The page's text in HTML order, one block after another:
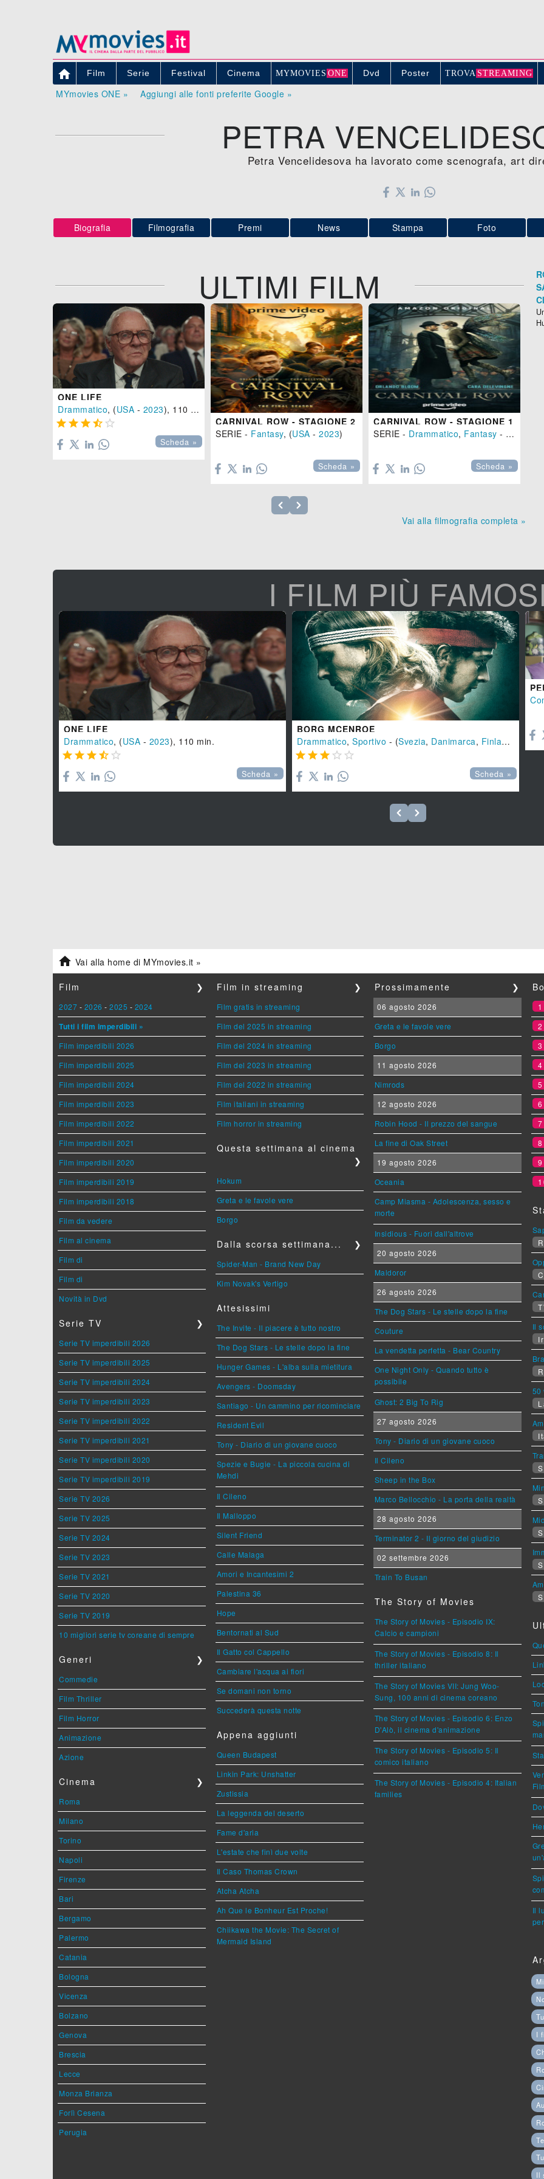
 Film Serie Festival Cinema MYMOVIE S ONE Dvd Poster TROVA STREAMING
MYmovies ONE » Aggiungi alle fonti preferite Google »
PETRA
Petra Vencelidesova ha lavorato come scenografa, art
Biografia Filmografia Premi News Stampa Foto
ULTIMI FILM
ONE LIFE
Drammatico, (USA - 2023), 110 min.
    
Scheda »
CARNIVAL ROW - STAGIONE 2
SERIE - Fantasy, (USA - 2023)
Scheda »
CARNIVAL ROW - STAGIONE 1
SERIE - Drammatico, Fantasy - ( -
Scheda »
Vai alla filmografia completa »
I FILM PIÙ FAMOSI
ONE LIFE
Drammatico, (USA - 2023), 110 min.
    
Scheda »
BORG MCENROE
Drammatico, Sportivo - (Svezia, Danimarca, Finlandia
    
Scheda »
 Vai alla home di MYmovies.it »
Film ❯
2027 - 2026 - 2025 - 2024
Tutti i film imperdibili »
Film imperdibili 2026
Film imperdibili 2025
Film imperdibili 2024
Film imperdibili 2023
Film imperdibili 2022
Film imperdibili 2021
Film imperdibili 2020
Film imperdibili 2019
Film imperdibili 2018
Film da vedere
Film al cinema
Film di
Film di
Novità in Dvd
Serie TV ❯
Serie TV imperdibili 2026
Serie TV imperdibili 2025
Serie TV imperdibili 2024
Serie TV imperdibili 2023
Serie TV imperdibili 2022
Serie TV imperdibili 2021
Serie TV imperdibili 2020
Serie TV imperdibili 2019
Serie TV 2026
Serie TV 2025
Serie TV 2024
Serie TV 2023
Serie TV 2021
Serie TV 2020
Serie TV 2019
10 migliori serie tv coreane di sempre
Generi ❯
Commedie
Film Thriller
Film Horror
Animazione
Azione
Cinema ❯
Roma
Milano
Torino
Napoli
Firenze
Bari
Bergamo
Palermo
Catania
Bologna
Vicenza
Bolzano
Genova
Brescia
Lecce
Monza Brianza
Forlì Cesena
Perugia
Film in streaming ❯
Film gratis in streaming
Film del 2025 in streaming
Film del 2024 in streaming
Film del 2023 in streaming
Film del 2022 in streaming
Film italiani in streaming
Film horror in streaming
Questa settimana al cinema
❯
Hokum
Greta e le favole vere
Borgo
Dalla scorsa settimana... ❯
Spider-Man - Brand New Day
Kim Novak's Vertigo
Attesissimi
The Invite - Il piacere è tutto nostro
The Dog Stars - Le stelle dopo la fine
Hunger Games - L'alba sulla mietitura
Avengers - Doomsday
Santiago - Un cammino per ricominciare
Resident Evil
Tony - Diario di un giovane cuoco
Spezie e Bugie - La piccola cucina di
Mehdi
Il Cileno
Il Malloppo
Silent Friend
Calle Malaga
Amori e Incantesimi 2
Palestina 36
Hope
Bentornati al Sud
Il Gatto col Cappello
Cambiare l'acqua ai fiori
Se domani non torno
Succederà questa notte
Appena aggiunti
Queen Budapest
Linkin Park: Unshatter
Zustissia
La leggenda del deserto
Fame d'aria
L'estate che finì due volte
Il Caso Thomas Crown
Atcha Atcha
Ah Que le Bonheur Est Proche!
Chiikawa the Movie: The Secret of
Mermaid Island
Prossimamente ❯
06 agosto 2026
Greta e le favole vere
Borgo
11 agosto 2026
Nimrods
12 agosto 2026
Robin Hood - Il prezzo del sangue
La fine di Oak Street
19 agosto 2026
Oceania
Camp Miasma - Adolescenza, sesso e
morte
Insidious - Fuori dall'altrove
20 agosto 2026
Maldoror
26 agosto 2026
The Dog Stars - Le stelle dopo la fine
Couture
La vendetta perfetta - Bear Country
One Night Only - Quando tutto è
possibile
Ghost: 2 Big To Rig
27 agosto 2026
Tony - Diario di un giovane cuoco
Il Cileno
Sheep in the Box
Marco Bellocchio - La porta della realtà
28 agosto 2026
Terminator 2 - Il giorno del giudizio
02 settembre 2026
Train To Busan
The Story of Movies
The Story of Movies - Episodio IX:
Calcio e campioni
The Story of Movies - Episodio 8: Il
thriller italiano
The Story of Movies VII: Jung Woo-
Sung, 100 anni di cinema coreano
The Story of Movies - Episodio 6: Enzo
D'Alò, il cinema d'animazione
The Story of Movies - Episodio 5: Il
comico italiano
The Story of Movies - Episodio 4: Italian
families
1
2
3
4
5
6
7
8
9
Il
50
Il
I
Il